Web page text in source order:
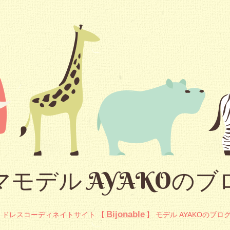
モデル AYAKOのブ
ドレスコーディネイトサイト 【 Bijonable 】 モデル AYAKOのブロ